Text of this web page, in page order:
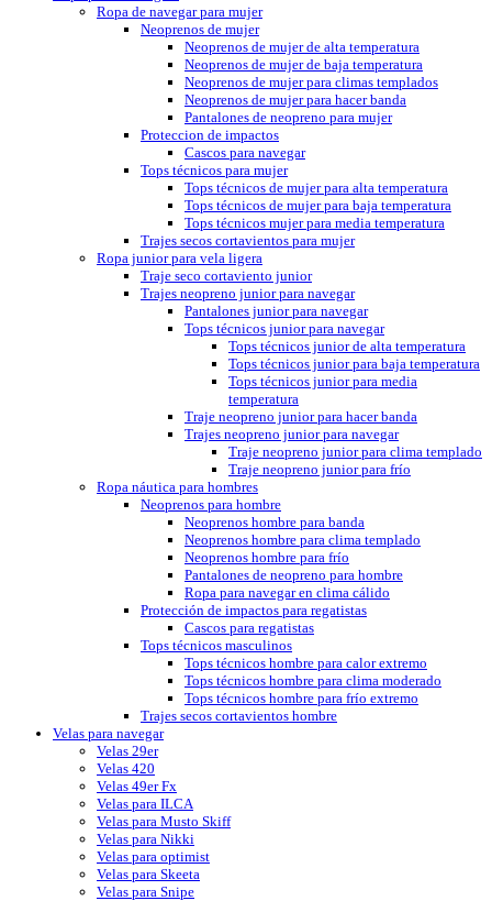
Ropa de navegar para mujer
Neoprenos de mujer
Neoprenos de mujer de alta temperatura
Neoprenos de mujer de baja temperatura
Neoprenos de mujer para climas templados
Neoprenos de mujer para hacer banda
Pantalones de neopreno para mujer
Proteccion de impactos
Cascos para navegar
Tops técnicos para mujer
Tops técnicos de mujer para alta temperatura
Tops técnicos de mujer para baja temperatura
Tops técnicos mujer para media temperatura
Trajes secos cortavientos para mujer
Ropa junior para vela ligera
Traje seco cortaviento junior
Trajes neopreno junior para navegar
Pantalones junior para navegar
Tops técnicos junior para navegar
Tops técnicos junior de alta temperatura
Tops técnicos junior para baja temperatura
Tops técnicos junior para media
temperatura
Traje neopreno junior para hacer banda
Trajes neopreno junior para navegar
Traje neopreno junior para clima templado
Traje neopreno junior para frío
Ropa náutica para hombres
Neoprenos para hombre
Neoprenos hombre para banda
Neoprenos hombre para clima templado
Neoprenos hombre para frío
Pantalones de neopreno para hombre
Ropa para navegar en clima cálido
Protección de impactos para regatistas
Cascos para regatistas
Tops técnicos masculinos
Tops técnicos hombre para calor extremo
Tops técnicos hombre para clima moderado
Tops técnicos hombre para frío extremo
Trajes secos cortavientos hombre
Velas para navegar
Velas 29er
Velas 420
Velas 49er Fx
Velas para ILCA
Velas para Musto Skiff
Velas para Nikki
Velas para optimist
Velas para Skeeta
Velas para Snipe